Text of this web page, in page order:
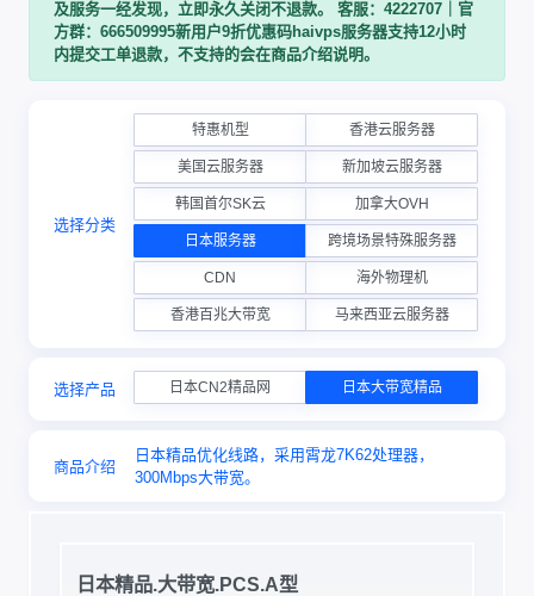
及服务一经发现，立即永久关闭不退款。 客服：4222707｜官
方群：666509995新用户9折优惠码haivps服务器支持12小时
内提交工单退款，不支持的会在商品介绍说明。
选择分类
特惠机型 香港云服务器
美国云服务器 新加坡云服务器
韩国首尔SK云 加拿大OVH
日本服务器 跨境场景特殊服务器
CDN 海外物理机
香港百兆大带宽 马来西亚云服务器
选择产品 日本CN2精品网 日本大带宽精品
商品介绍
日本精品优化线路，采用霄龙7K62处理器，
300Mbps大带宽。
日本精品.大带宽.PCS.A型